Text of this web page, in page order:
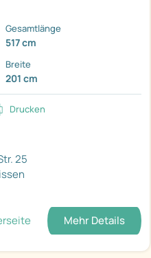
Gesamtlänge
517 cm
Breite
201 cm
Drucken
25
Mehr Details